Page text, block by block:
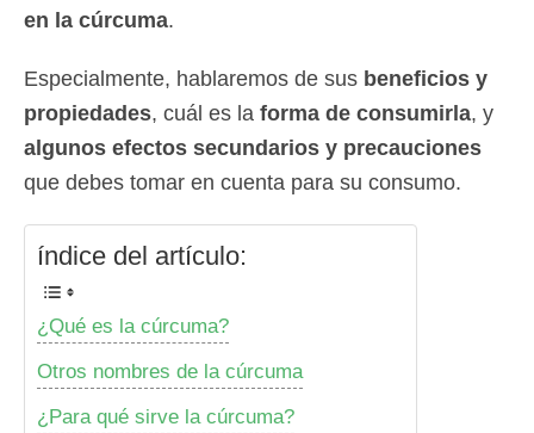
en la cúrcuma.
Especialmente, hablaremos de sus beneficios y
propiedades, cuál es la forma de consumirla, y
algunos efectos secundarios y precauciones
que debes tomar en cuenta para su consumo.
índice del artículo:
¿Qué es la cúrcuma?
Otros nombres de la cúrcuma
¿Para qué sirve la cúrcuma?